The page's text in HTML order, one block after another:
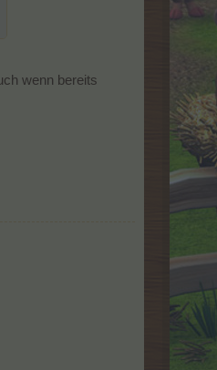
wenn bereits